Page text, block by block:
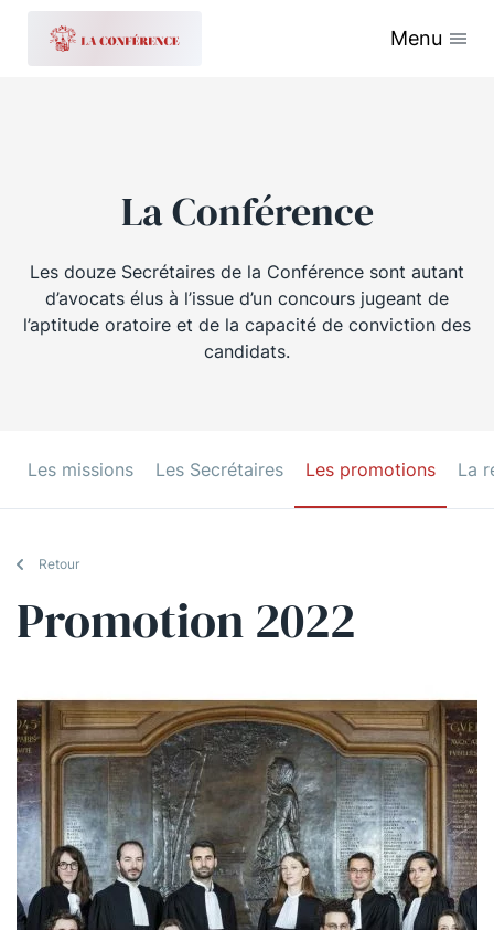
Menu
La Conférence
Les douze Secrétaires de la Conférence sont autant
d’avocats élus à l’issue d’un concours jugeant de
l’aptitude oratoire et de la capacité de conviction des
candidats.
Les missions Les Secrétaires Les promotions La
Retour
Promotion 2022